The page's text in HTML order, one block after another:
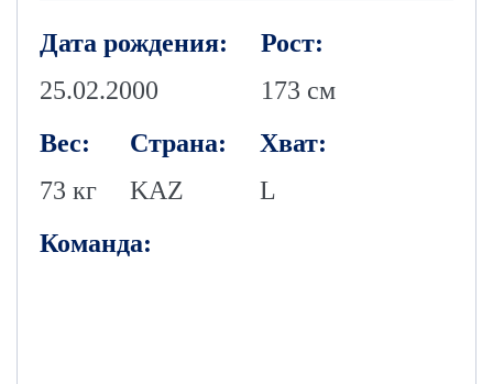
Дата рождения:
25.02.2000
Рост:
173 см
Вес:
73 кг
Страна:
KAZ
Хват:
L
Команда: